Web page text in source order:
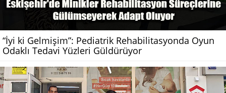
“İyi ki Gelmişim”: Pediatrik Rehabilitasyonda Oyun
Odaklı Tedavi Yüzleri Güldürüyor